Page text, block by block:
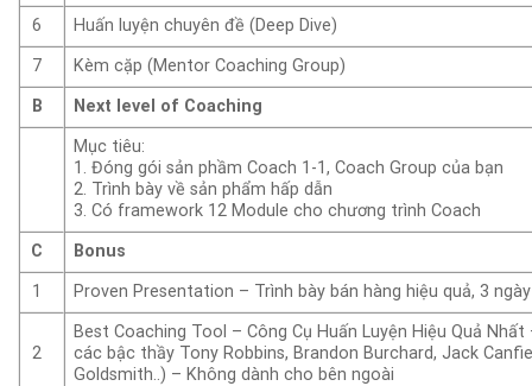
6
Huấn luyện chuyên đề (Deep Dive)
7
Kèm cặp (Mentor Coaching Group)
B
Next level of Coaching
Mục tiêu:
1. Đóng gói sản phầm Coach 1-1, Coach Group của bạn
2. Trình bày về sản phẩm hấp dẫn
3. Có framework 12 Module cho chương trình Coach
C
Bonus
1
Proven Presentation – Trình bày bán hàng hiệu quả, 3 ngày
2
Best Coaching Tool – Công Cụ Huấn Luyện Hiệu Quả
các bậc thầy Tony Robbins, Brandon Burchard, Jack
Goldsmith..) – Không dành cho bên ngoài